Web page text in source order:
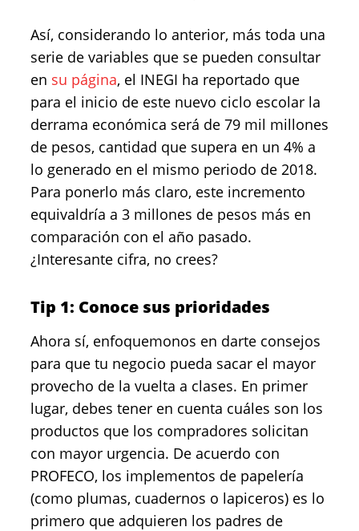
Así, considerando lo anterior, más toda una
serie de variables que se pueden consultar
en su página, el INEGI ha reportado que
para el inicio de este nuevo ciclo escolar la
derrama económica será de 79 mil millones
de pesos, cantidad que supera en un 4% a
lo generado en el mismo periodo de 2018.
Para ponerlo más claro, este incremento
equivaldría a 3 millones de pesos más en
comparación con el año pasado.
¿Interesante cifra, no crees?
Tip 1: Conoce sus prioridades
Ahora sí, enfoquemonos en darte consejos
para que tu negocio pueda sacar el mayor
provecho de la vuelta a clases. En primer
lugar, debes tener en cuenta cuáles son los
productos que los compradores solicitan
con mayor urgencia. De acuerdo con
PROFECO, los implementos de papelería
(como plumas, cuadernos o lapiceros) es lo
primero que adquieren los padres de